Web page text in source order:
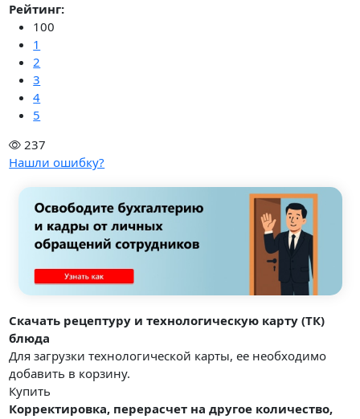
Рейтинг:
100
1
2
3
4
5
237
Нашли ошибку?
Скачать рецептуру и технологическую карту (ТК)
блюда
Для загрузки технологической карты, ее необходимо
добавить в корзину.
Купить
Корректировка, перерасчет на другое количество,